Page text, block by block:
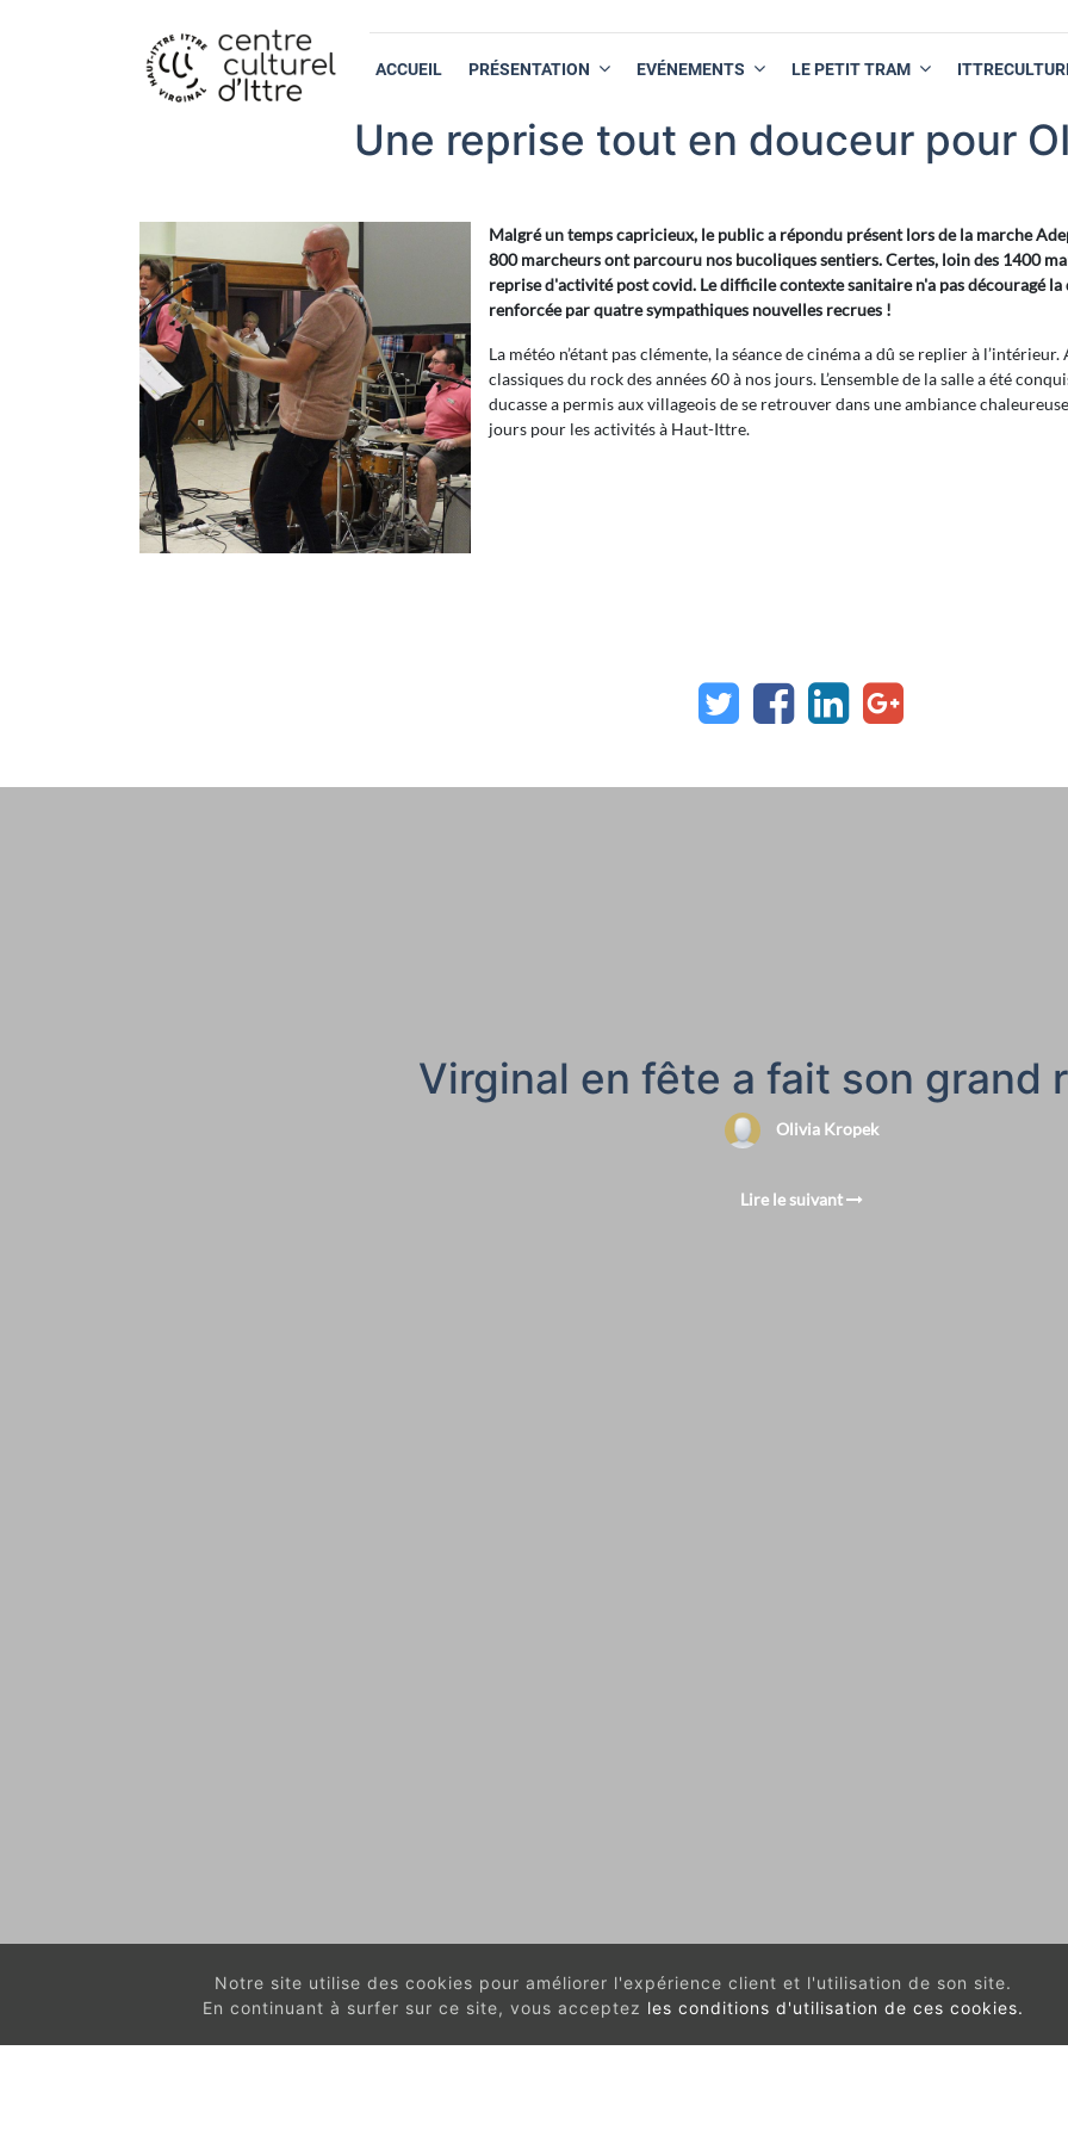
ACCUEIL PRÉSENTATION EVÉNEMENTS LE PETIT TRAM
Une reprise tout en douceur pour
Malgré un temps capricieux, le public a répondu présent lors de la marche
800 marcheurs ont parcouru nos bucoliques sentiers. Certes, loin des 1400
reprise d'activité post covid. Le difficile contexte sanitaire n'a pas découragé
renforcée par quatre sympathiques nouvelles recrues !
La météo n’étant pas clémente, la séance de cinéma a dû se replier à
classiques du rock des années 60 à nos jours. L’ensemble de la salle a été
ducasse a permis aux villageois de se retrouver dans une ambiance
jours pour les activités à Haut-Ittre.
Virginal en fête a fait son grand
Olivia Kropek
Lire le suivant
Notre site utilise des cookies pour améliorer l'expérience client et l'utilisation de son site.
En continuant à surfer sur ce site, vous acceptez les conditions d'utilisation de ces cookies.